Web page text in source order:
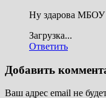
Ну здарова
Загрузка...
Ответить
Добавить
Ваш адрес email не